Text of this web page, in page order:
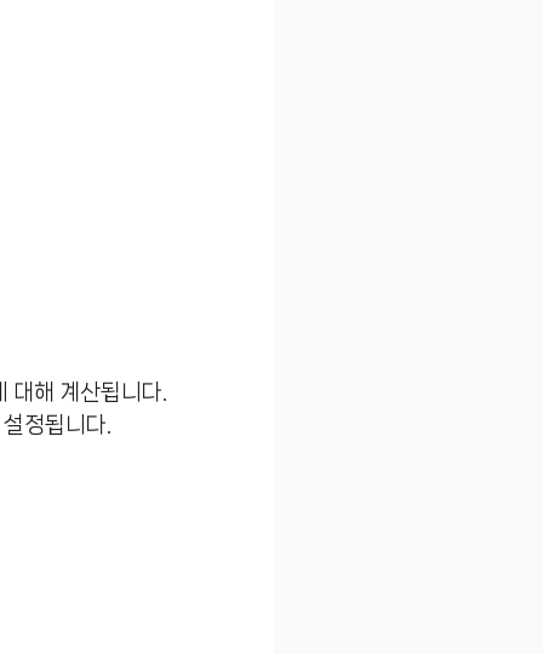
대해 계산됩니다.
정됩니다.